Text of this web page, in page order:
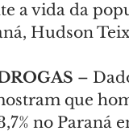
a vida da
Hudson
–
que
no Paraná